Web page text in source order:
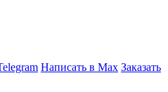
Написать в Max Заказать